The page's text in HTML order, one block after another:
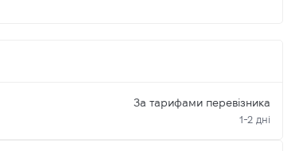
За тарифами перевізника
1-2 дні